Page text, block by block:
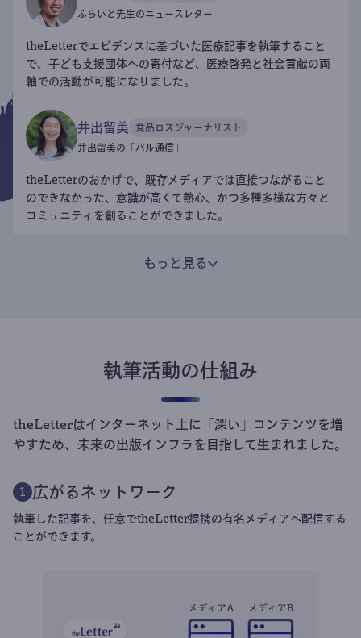
ふらいと先生のニュースレター
theLetterでエビデンスに基づいた医療記事を執筆すること
で、子ども支援団体への寄付など、医療啓発と社会貢献の両
軸での活動が可能になりました。
井出留美 食品ロスジャーナリスト
井出留美の「パル通信」
theLetterのおかげで、既存メディアでは直接つながること
のできなかった、意識が高くて熱心、かつ多種多様な方々と
コミュニティを創ることができました。
もっと見る
執筆活動の仕組み
theLetterはインターネット上に「深い」コンテンツを増
やすため、未来の出版インフラを目指して生まれました。
1 広がるネットワーク
執筆した記事を、任意でtheLetter提携の有名メディアへ配信する
ことができます。